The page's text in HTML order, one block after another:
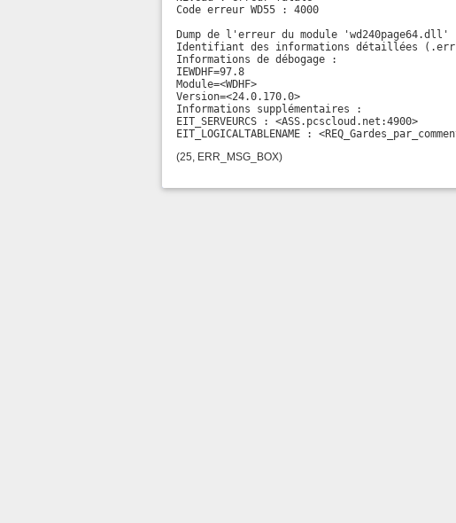
Code erreur WD55 : 4000
Dump de l'erreur du module
Identifiant des informations détaillées
Informations de débogage :
IEWDHF=97.8
Module=<WDHF>
Version=<24.0.170.0>
Informations supplémentaires :
EIT_SERVEURCS : <ASS.pcscloud.net:4900>
EIT_LOGICALTABLENAME :
(25, ERR_MSG_BOX)